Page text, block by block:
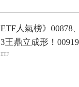
ETF人氣榜》00878
3王鼎立成形！
氣成長MVP-Smart智
ETF